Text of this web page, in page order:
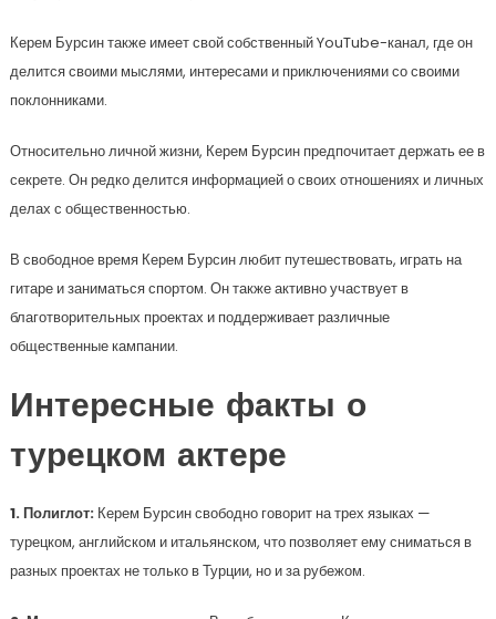
Керем Бурсин также имеет свой собственный YouTube-канал, где он
делится своими мыслями, интересами и приключениями со своими
поклонниками.
Относительно личной жизни, Керем Бурсин предпочитает держать ее в
секрете. Он редко делится информацией о своих отношениях и личных
делах с общественностью.
В свободное время Керем Бурсин любит путешествовать, играть на
гитаре и заниматься спортом. Он также активно участвует в
благотворительных проектах и поддерживает различные
общественные кампании.
Интересные факты о
турецком актере
1. Полиглот:Керем Бурсин свободно говорит на трех языках —
турецком, английском и итальянском, что позволяет ему сниматься в
разных проектах не только в Турции, но и за рубежом.